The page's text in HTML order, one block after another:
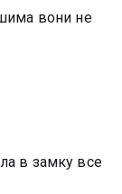
вони не
в замку все